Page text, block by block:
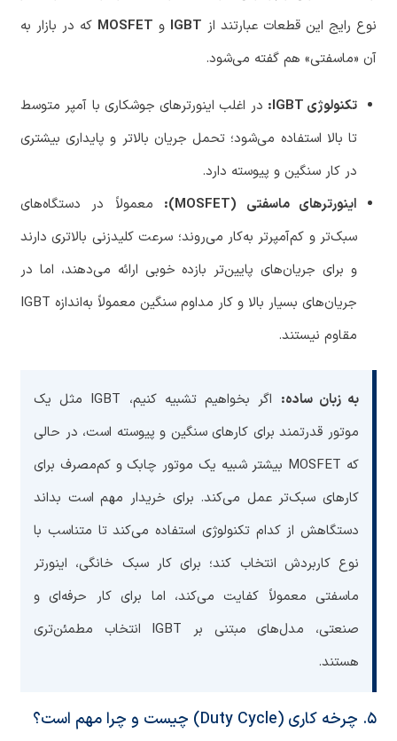
نوع رایج این قطعات عبارتند از IGBT و MOSFET که در بازار به
آن «ماسفتی» هم گفته می‌شود.
تکنولوژی IGBT:
در اغلب اینورترهای جوشکاری با آمپر متوسط
تا بالا استفاده می‌شود؛ تحمل جریان بالاتر و پایداری بیشتری
در کار سنگین و پیوسته دارد.
اینورترهای ماسفتی (MOSFET):
معمولاً در دستگاه‌های
سبک‌تر و کم‌آمپرتر به‌کار می‌روند؛ سرعت کلیدزنی بالاتری دارند
و برای جریان‌های پایین‌تر بازده خوبی ارائه می‌دهند، اما در
جریان‌های بسیار بالا و کار مداوم سنگین معمولاً به‌اندازه IGBT
مقاوم نیستند.
به زبان ساده:
اگر بخواهیم تشبیه کنیم، IGBT مثل یک
موتور قدرتمند برای کارهای سنگین و پیوسته است، در حالی
که MOSFET بیشتر شبیه یک موتور چابک و کم‌مصرف برای
کارهای سبک‌تر عمل می‌کند. برای خریدار مهم است بداند
دستگاهش از کدام تکنولوژی استفاده می‌کند تا متناسب با
نوع کاربردش انتخاب کند؛ برای کار سبک خانگی، اینورتر
ماسفتی معمولاً کفایت می‌کند، اما برای کار حرفه‌ای و
صنعتی، مدل‌های مبتنی بر IGBT انتخاب مطمئن‌تری
هستند.
۵. چرخه کاری (Duty Cycle) چیست و چرا مهم است؟